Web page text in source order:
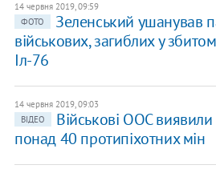
14 червня 2019, 09:59
ФОТО
Зеленський ушанував
військових, загиблих у
Іл-76
14 червня 2019, 09:03
ВІДЕО
Військові ООС
понад 40 протипіхотних мін